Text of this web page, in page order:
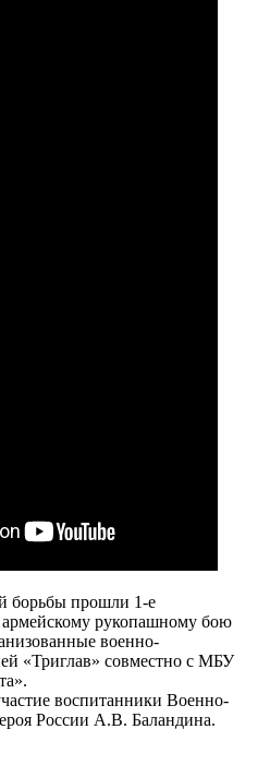
борьбы прошли 1-е
армейскому рукопашному бою
военно-
«Триглав» совместно с МБУ
воспитанники Военно-
России А.В. Баландина.